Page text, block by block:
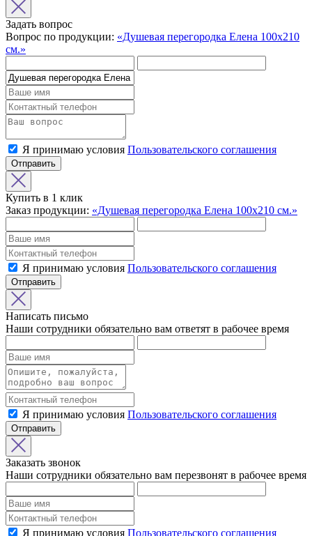
Задать вопрос
Вопрос по продукции: «Душевая перегородка Елена 100х210
см.»
Я принимаю условия Пользовательского соглашения
Отправить
Купить в 1 клик
Заказ продукции: «Душевая перегородка Елена 100х210 см.»
Я принимаю условия Пользовательского соглашения
Отправить
Написать письмо
Наши сотрудники обязательно вам ответят в рабочее время
Я принимаю условия Пользовательского соглашения
Отправить
Заказать звонок
Наши сотрудники обязательно вам перезвонят в рабочее время
Я принимаю условия Пользовательского соглашения